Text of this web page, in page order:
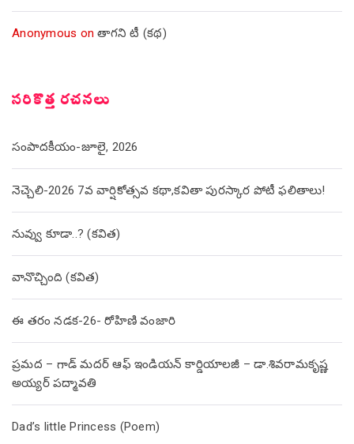
Anonymous onతాగని టీ (కథ)
సరికొత్త రచనలు
సంపాదకీయం-జూలై, 2026
నెచ్చెలి-2026 7వ వార్షికోత్సవ కథా,కవితా పురస్కార పోటీ ఫలితాలు!
నువ్వు కూడా..? (కవిత)
వానొచ్చింది (కవిత)
ఈ తరం నడక-26- రోహిణి వంజారి
ప్రమద – గాడ్ మదర్ ఆఫ్ ఇండియన్ కార్డియాలజీ – డా.శివరామకృష్ణ
అయ్యర్ పద్మావతి
Dad’s little Princess (Poem)